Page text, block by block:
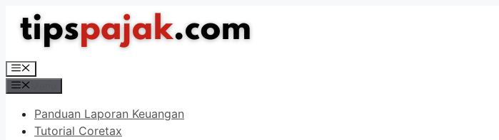
Langsung
Menu
Panduan Laporan Keuangan
Tutorial Coretax